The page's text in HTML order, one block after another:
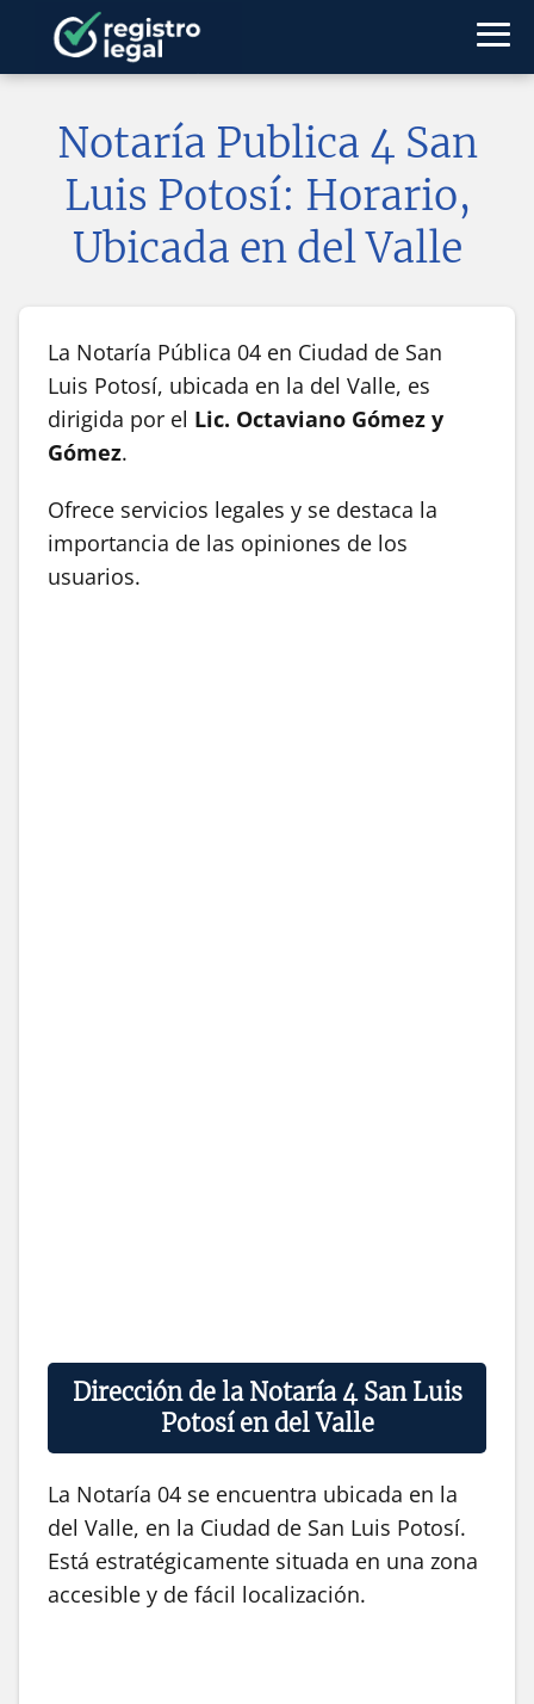
Notaría Publica 4 San
Luis Potosí: Horario,
Ubicada en del Valle
La Notaría Pública 04 en Ciudad de San
Luis Potosí, ubicada en la del Valle, es
dirigida por el Lic. Octaviano Gómez y
Gómez.
Ofrece servicios legales y se destaca la
importancia de las opiniones de los
usuarios.
Dirección de la Notaría 4 San Luis
Potosí en del Valle
La Notaría 04 se encuentra ubicada en la
del Valle, en la Ciudad de San Luis Potosí.
Está estratégicamente situada en una zona
accesible y de fácil localización.